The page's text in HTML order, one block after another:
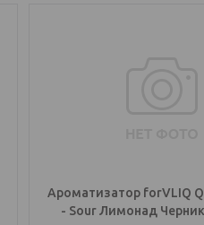
Ароматизатор forVLIQ
- Sour Лимонад